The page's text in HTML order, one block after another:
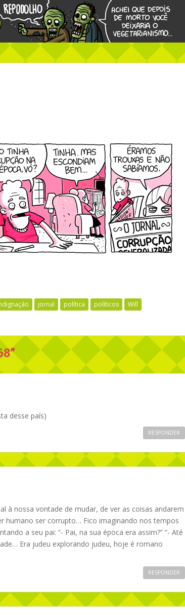
jornal política políticos Will
”
desse país)
RESPONDER
à nossa vontade de mudar, de ver as coisas andarem
humano ser corrupto… Fico imaginando nos tempos
a seu pai: “- Pai, na sua época era assim?” “- Até
Era judeu explorando judeu, hoje é romano
RESPONDER